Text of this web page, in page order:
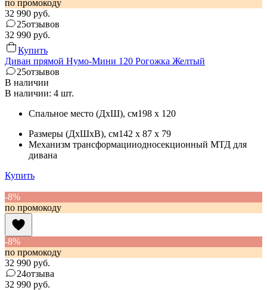
по промокоду
32 990 руб.
25отзывов
32 990 руб.
Купить
Диван прямой Нумо-Мини 120 Рогожка Желтый
25отзывов
В наличии
В наличии: 4 шт.
Спальное место (ДхШ), см198 x 120
Размеры (ДхШхВ), см142 x 87 x 79
Механизм трансформацииодносекционный МТД для
дивана
Купить
-8%
по промокоду
-8%
по промокоду
32 990 руб.
24отзыва
32 990 руб.